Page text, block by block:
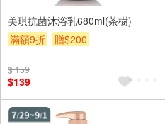
美琪抗菌沐浴乳680ml(茶樹)
滿額9折
贈$200
$ 159
$139